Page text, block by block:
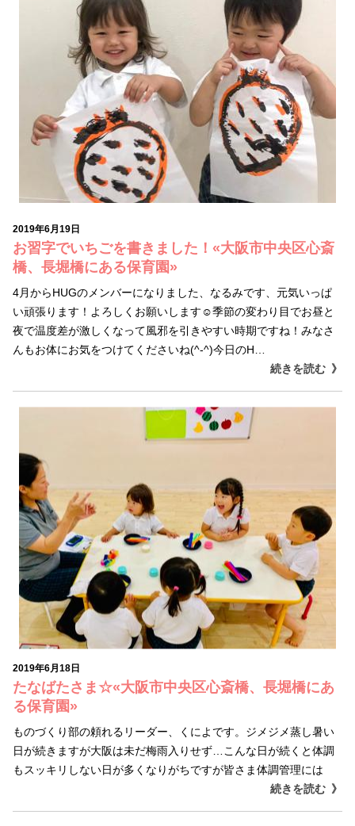
2019年6月19日
お習字でいちごを書きました！«大阪市中央区心斎
橋、長堀橋にある保育園»
4月からHUGのメンバーになりました、なるみです、元気いっぱ
い頑張ります！よろしくお願いします☺︎季節の変わり目でお昼と
夜で温度差が激しくなって風邪を引きやすい時期ですね！みなさ
んもお体にお気をつけてくださいね(^-^)今日のH…
続きを読む
2019年6月18日
たなばたさま☆«大阪市中央区心斎橋、長堀橋にあ
る保育園»
ものづくり部の頼れるリーダー、くによです。ジメジメ蒸し暑い
日が続きますが大阪は未だ梅雨入りせず…こんな日が続くと体調
もスッキリしない日が多くなりがちですが皆さま体調管理には
続きを読む